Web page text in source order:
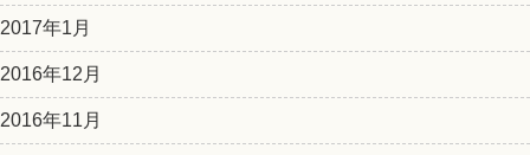
2017年1月
2016年12月
2016年11月